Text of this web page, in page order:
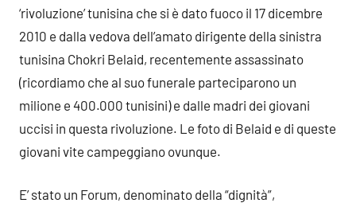
‘rivoluzione’ tunisina che si è dato fuoco il 17 dicembre
2010 e dalla vedova dell’amato dirigente della sinistra
tunisina Chokri Belaid, recentemente assassinato
(ricordiamo che al suo funerale parteciparono un
milione e 400.000 tunisini) e dalle madri dei giovani
uccisi in questa rivoluzione. Le foto di Belaid e di queste
giovani vite campeggiano ovunque.
E’ stato un Forum, denominato della “dignità”,